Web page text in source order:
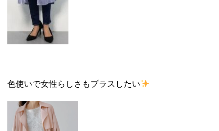
色使いで女性らしさもプラスしたい